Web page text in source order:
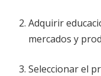
Adquirir
mercados y
Seleccionar el